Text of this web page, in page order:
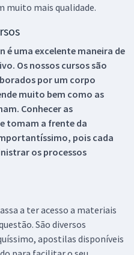
muito mais qualidade.
é uma excelente maneira de
Os nossos cursos são
por um corpo
muito bem como as
Conhecer as
tomam a frente da
pois cada
os processos
a ter acesso a materiais
São diversos
apostilas disponíveis